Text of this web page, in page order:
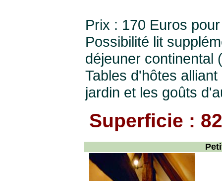
Prix : 170 Euros
Possibilité lit
déjeuner continental
Tables d'hôtes
jardin et les goûts
Superficie :